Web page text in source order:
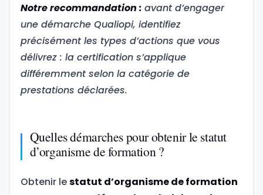
Notre recommandation : avant d’engager
une démarche Qualiopi, identifiez
précisément les types d’actions que vous
délivrez : la certification s’applique
différemment selon la catégorie de
prestations déclarées.
Quelles démarches pour obtenir le statut
d’organisme de formation ?
Obtenir lestatut d’organisme de formation